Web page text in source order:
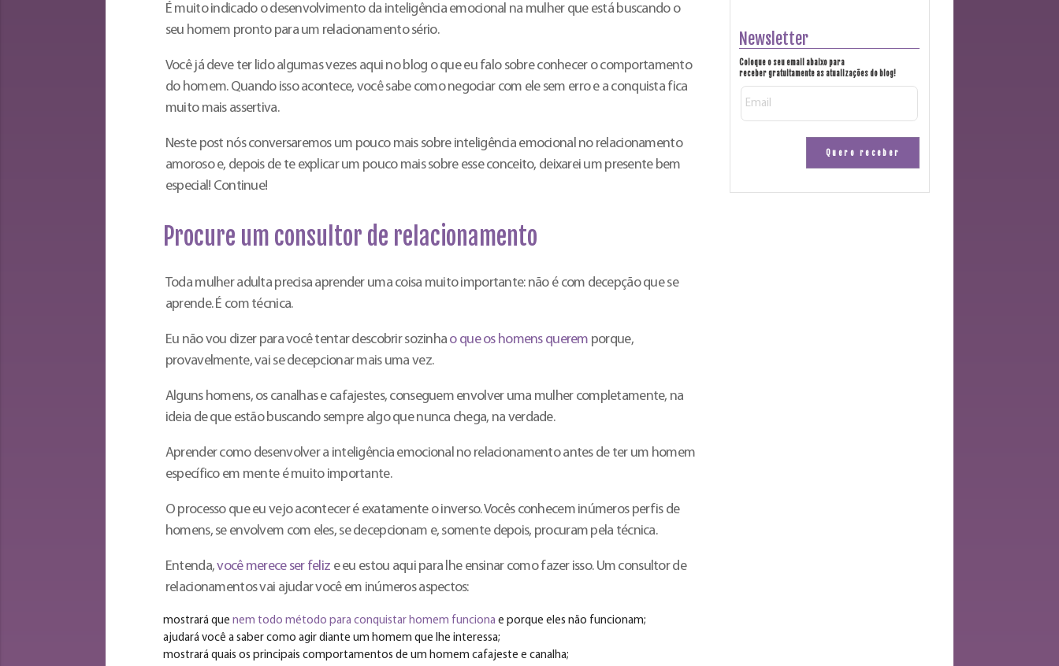
É muito indicado o desenvolvimento da inteligência emocional na mulher que está buscando o
seu homem pronto para um relacionamento sério.
Você já deve ter lido algumas vezes aqui no blog o que eu falo sobre conhecer o comportamento
do homem. Quando isso acontece, você sabe como negociar com ele sem erro e a conquista fica
muito mais assertiva.
Neste post nós conversaremos um pouco mais sobre inteligência emocional no relacionamento
amoroso e, depois de te explicar um pouco mais sobre esse conceito, deixarei um presente bem
especial! Continue!
Procure um consultor de relacionamento
Toda mulher adulta precisa aprender uma coisa muito importante: não é com decepção que se
aprende. É com técnica.
Eu não vou dizer para você tentar descobrir sozinha o que os homens querem porque,
provavelmente, vai se decepcionar mais uma vez.
Alguns homens, os canalhas e cafajestes, conseguem envolver uma mulher completamente, na
ideia de que estão buscando sempre algo que nunca chega, na verdade.
Aprender como desenvolver a inteligência emocional no relacionamento antes de ter um homem
específico em mente é muito importante.
O processo que eu vejo acontecer é exatamente o inverso. Vocês conhecem inúmeros perfis de
homens, se envolvem com eles, se decepcionam e, somente depois, procuram pela técnica.
Entenda,você merece ser feliz e eu estou aqui para lhe ensinar como fazer isso. Um consultor de
relacionamentos vai ajudar você em inúmeros aspectos:
mostrará que nem todo método para conquistar homem funciona e porque eles não funcionam;
ajudará você a saber como agir diante um homem que lhe interessa;
mostrará quais os principais comportamentos de um homem cafajeste e canalha;
Newsletter
Coloque o seu email abaixo para
receber gratuitamente as atualizações do blog!